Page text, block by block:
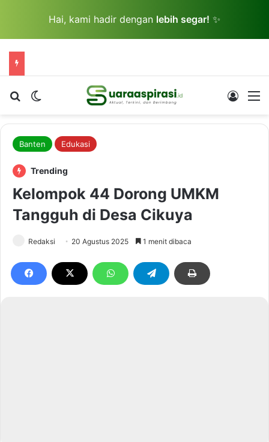
Hai, kami hadir dengan lebih segar! ✨
Cari berita...Switch skin Log In
Banten Edukasi
Trending
Kelompok 44 Dorong UMKM
Tangguh di Desa Cikuya
Redaksi 20 Agustus 2025 1 menit dibaca